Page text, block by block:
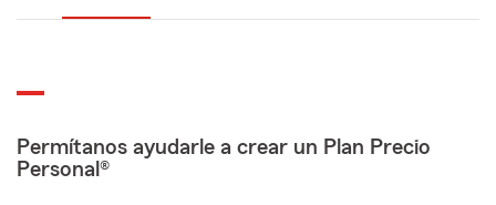
Permítanos ayudarle a crear un Plan Precio
Personal®